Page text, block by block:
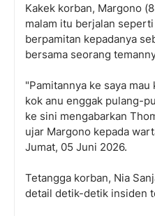
Kakek korban, Margono
malam itu berjalan
berpamitan kepadanya
bersama seorang
"Pamitannya ke saya
kok anu enggak pulang-
ke sini mengabarkan
ujar Margono kepada
Jumat, 05 Juni 2026.
Tetangga korban, Nia
detail detik-detik insiden